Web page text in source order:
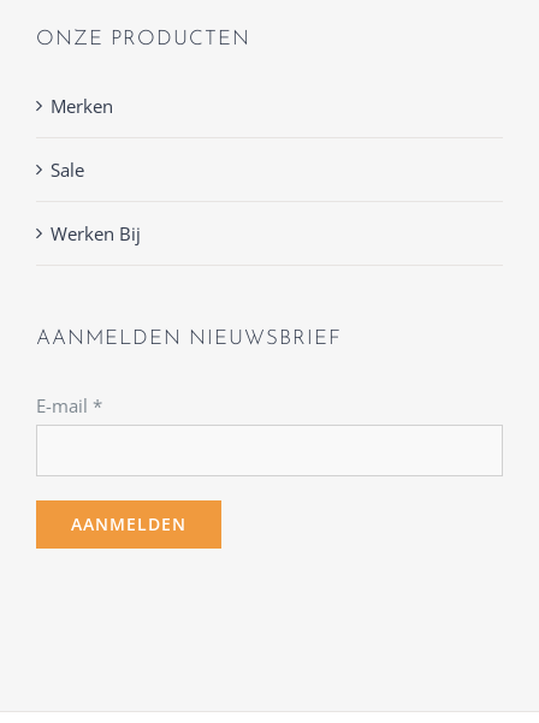
ONZE PRODUCTEN
Merken
Sale
Werken Bij
AANMELDEN NIEUWSBRIEF
E-mail *